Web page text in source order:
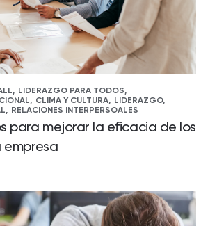
LIDERAZGO PARA TODOS,
CLIMA Y CULTURA, LIDERAZGO,
RELACIONES INTERPERSOALES
para mejorar la eficacia de los
empresa